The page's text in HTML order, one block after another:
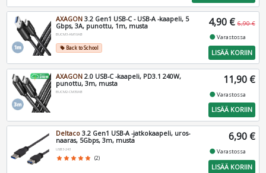
AXAGON 3.2 Gen1 USB-C - USB-A -kaapeli, 5
Gbps, 3A, punottu, 1m, musta
BUCM3-AM10AB
local_offerBack to School
4,90 € 6,90 €
fiber_manual_recordVarastossa
LISÄÄ KORIIN
AXAGON 2.0 USB-C -kaapeli, PD3.1 240W,
punottu, 3m, musta
BUCM2-CM30AB
11,90 €
fiber_manual_recordVarastossa
LISÄÄ KORIIN
Deltaco 3.2 Gen1 USB-A -jatkokaapeli, uros-
naaras, 5Gbps, 3m, musta
USB3-243
star star star star star (2)
6,90 €
fiber_manual_recordVarastossa
LISÄÄ KORIIN